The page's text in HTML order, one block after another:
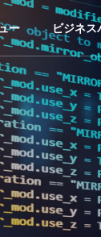
ー ビジネス